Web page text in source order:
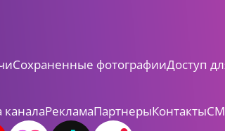
Сохраненные фотографииДоступ
РекламаПартнерыКонтакты